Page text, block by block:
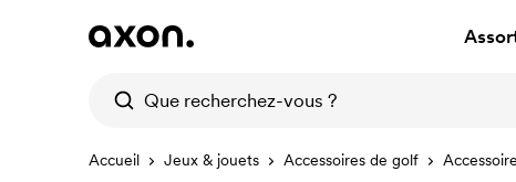
Accueil Jeux & jouets Accessoires de golf